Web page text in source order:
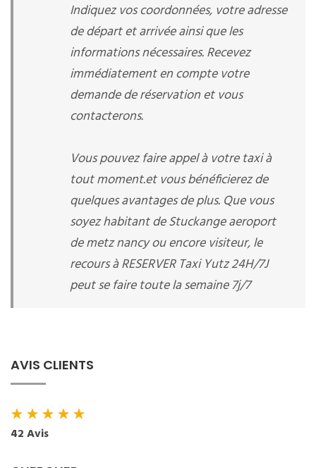
Indiquez vos coordonnées, votre adresse
de départ et arrivée ainsi que les
informations nécessaires. Recevez
immédiatement en compte votre
demande de réservation et vous
contacterons.
Vous pouvez faire appel à votre taxi à
tout moment.et vous bénéficierez de
quelques avantages de plus. Que vous
soyez habitant de Stuckange aeroport
de metz nancy ou encore visiteur, le
recours à RESERVER Taxi Yutz 24H/7J
peut se faire toute la semaine 7j/7
AVIS CLIENTS
★★★★★
42 Avis